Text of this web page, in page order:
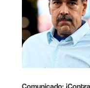
Comunicado: